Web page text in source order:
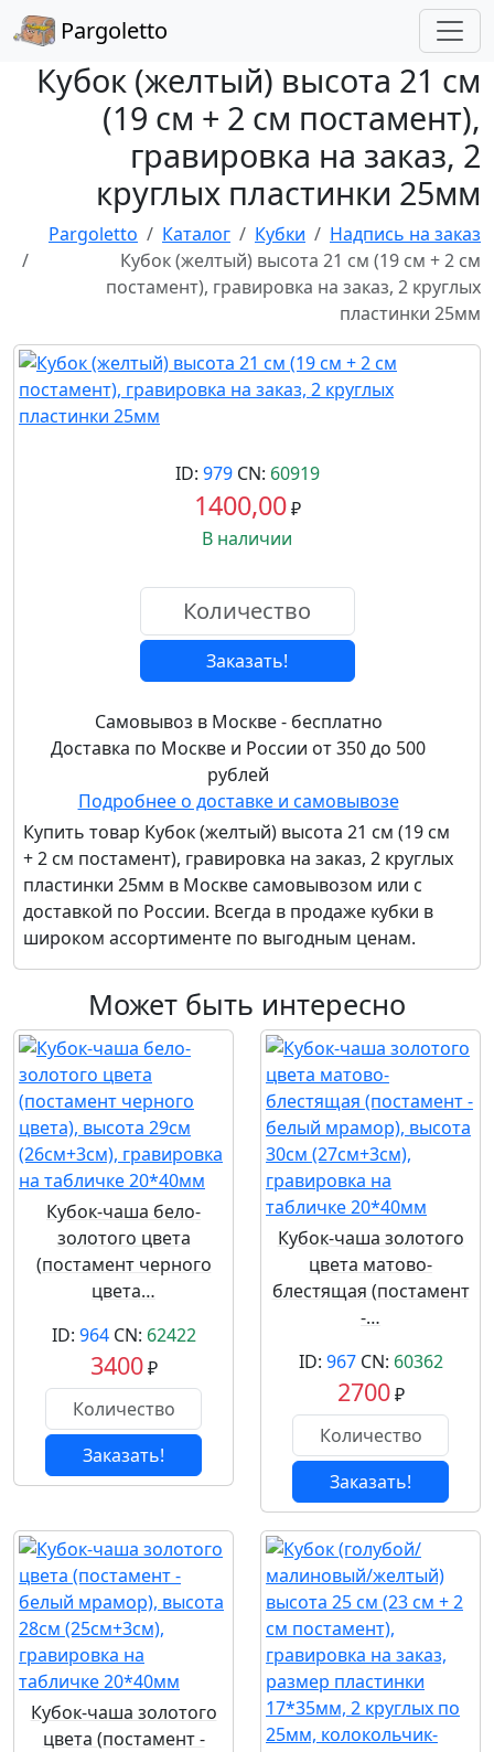
Pargoletto
Кубок (желтый) высота 21 см
(19 см + 2 см постамент),
гравировка на заказ, 2
круглых пластинки 25мм
Pargoletto Каталог Кубки
Надпись на заказ
Кубок (желтый) высота 21 см (19 см + 2 см
постамент), гравировка на заказ, 2 круглых
пластинки 25мм
ID: 979CN: 60919
1400,00₽
В наличии
Заказать!
Самовывоз в Москве - бесплатно
Доставка по Москве и России от 350 до 500
рублей
Подробнее о доставке и самовывозе
Купить товар Кубок (желтый) высота 21 см (19 см
+ 2 см постамент), гравировка на заказ, 2 круглых
пластинки 25мм в Москве самовывозом или с
доставкой по России. Всегда в продаже кубки в
широком ассортименте по выгодным ценам.
Может быть интересно
Кубок-чаша бело-
золотого цвета
(постамент черного
цвета…
ID: 964CN: 62422
3400₽
Заказать!
Кубок-чаша золотого
цвета матово-
блестящая (постамент
-…
ID: 967CN: 60362
2700₽
Заказать!
Кубок-чаша золотого
цвета (постамент -